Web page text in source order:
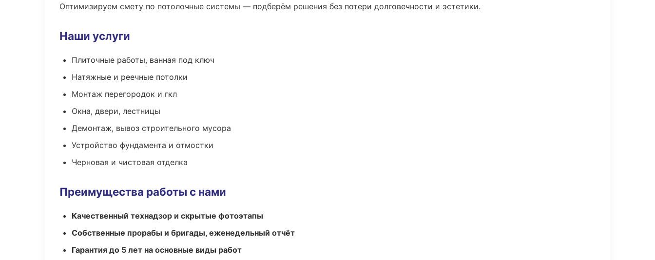
Оптимизируем смету по потолочные системы — подберём решения без потери долговечности и эстетики.
Наши услуги
Плиточные работы, ванная под ключ
Натяжные и реечные потолки
Монтаж перегородок и гкл
Окна, двери, лестницы
Демонтаж, вывоз строительного мусора
Устройство фундамента и отмостки
Черновая и чистовая отделка
Преимущества работы с нами
Качественный технадзор и скрытые фотоэтапы
Собственные прорабы и бригады, еженедельный отчёт
Гарантия до 5 лет на основные виды работ